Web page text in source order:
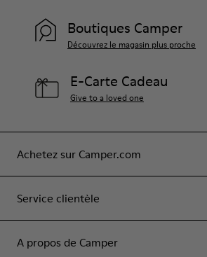
Achetez sur Camper.com
Service clientèle
A propos de Camper
Boutiques Camper
Découvrez le magasin plus proche
E-Carte Cadeau
Give to a loved one